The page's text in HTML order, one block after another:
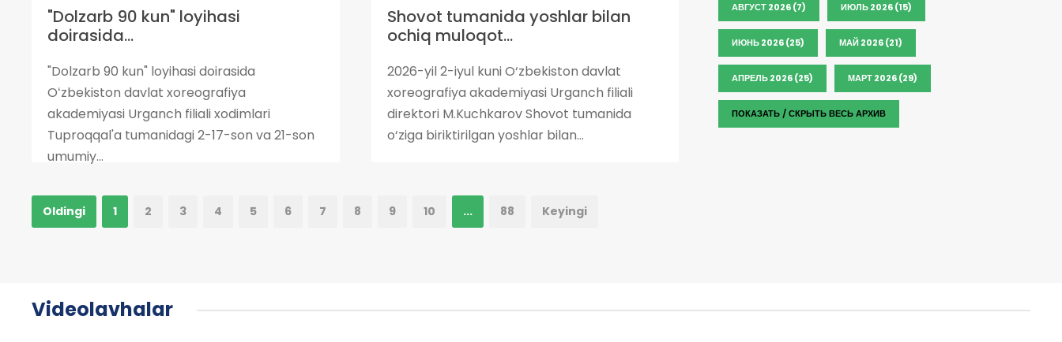
"Dolzarb 90 kun" loyihasi
doirasida...
"Dolzarb 90 kun" loyihasi doirasida
Oʻzbekiston davlat xoreografiya
akademiyasi Urganch filiali xodimlari
Tuproqqal'a tumanidagi 2-17-son va 21-son
umumiy...
Shovot tumanida yoshlar bilan
ochiq muloqot...
2026-yil 2-iyul kuni O‘zbekiston davlat
xoreografiya akademiyasi Urganch filiali
direktori M.Kuchkarov Shovot tumanida
o‘ziga biriktirilgan yoshlar bilan...
Oldingi 1 2 3 4 5 6 7 8 9 10 ... 88 Keyingi
АВГУСТ 2026 (7) ИЮЛЬ 2026 (15)
ИЮНЬ 2026 (25) МАЙ 2026 (21)
АПРЕЛЬ 2026 (25) МАРТ 2026 (29)
ПОКАЗАТЬ / СКРЫТЬ ВЕСЬ АРХИВ
Videolavhalar